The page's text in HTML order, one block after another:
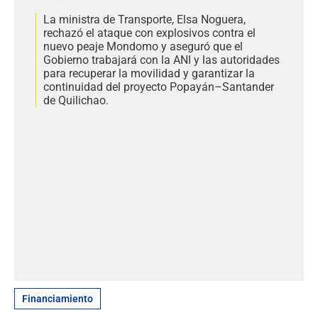
La ministra de Transporte, Elsa Noguera,
rechazó el ataque con explosivos contra el
nuevo peaje Mondomo y aseguró que el
Gobierno trabajará con la ANI y las autoridades
para recuperar la movilidad y garantizar la
continuidad del proyecto Popayán–Santander
de Quilichao.
Financiamiento